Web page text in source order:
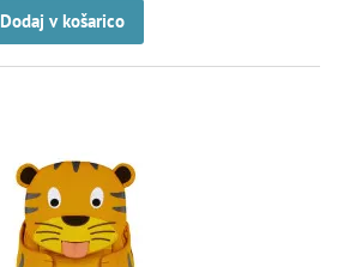
Dodaj v košarico